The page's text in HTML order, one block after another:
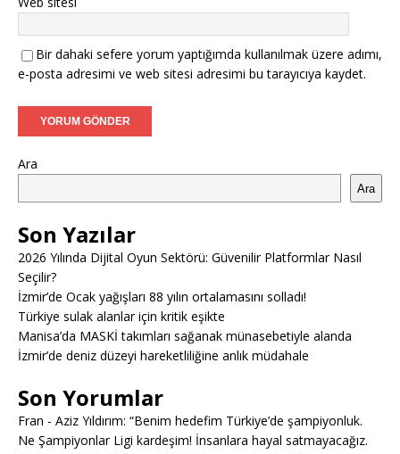
Bir dahaki sefere yorum yaptığımda kullanılmak üzere adımı,
e-posta adresimi ve web sitesi adresimi bu tarayıcıya kaydet.
Ara
Ara
Son Yazılar
2026 Yılında Dijital Oyun Sektörü: Güvenilir Platformlar Nasıl
Seçilir?
İzmir’de Ocak yağışları 88 yılın ortalamasını solladı!
Türkiye sulak alanlar için kritik eşikte
Manisa’da MASKİ takımları sağanak münasebetiyle alanda
İzmir’de deniz düzeyi hareketliliğine anlık müdahale
Son Yorumlar
Fran - Aziz Yıldırım: “Benim hedefim Türkiye’de şampiyonluk.
Ne Şampiyonlar Ligi kardeşim! İnsanlara hayal satmayacağız.